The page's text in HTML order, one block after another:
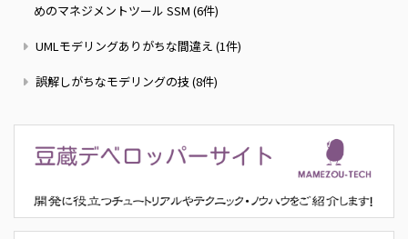
めのマネジメントツール SSM (6件)
UMLモデリングありがちな間違え (1件)
誤解しがちなモデリングの技 (8件)